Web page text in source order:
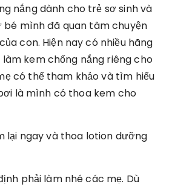
nắng dành cho trẻ sơ sinh và
bé mình đã quan tâm chuyện
con. Hiện nay có nhiều hãng
kem chống nắng riêng cho
có thể tham khảo và tìm hiểu
là mình có thoa kem cho
lại ngay và thoa lotion dưỡng
phải làm nhé các mẹ. Dù